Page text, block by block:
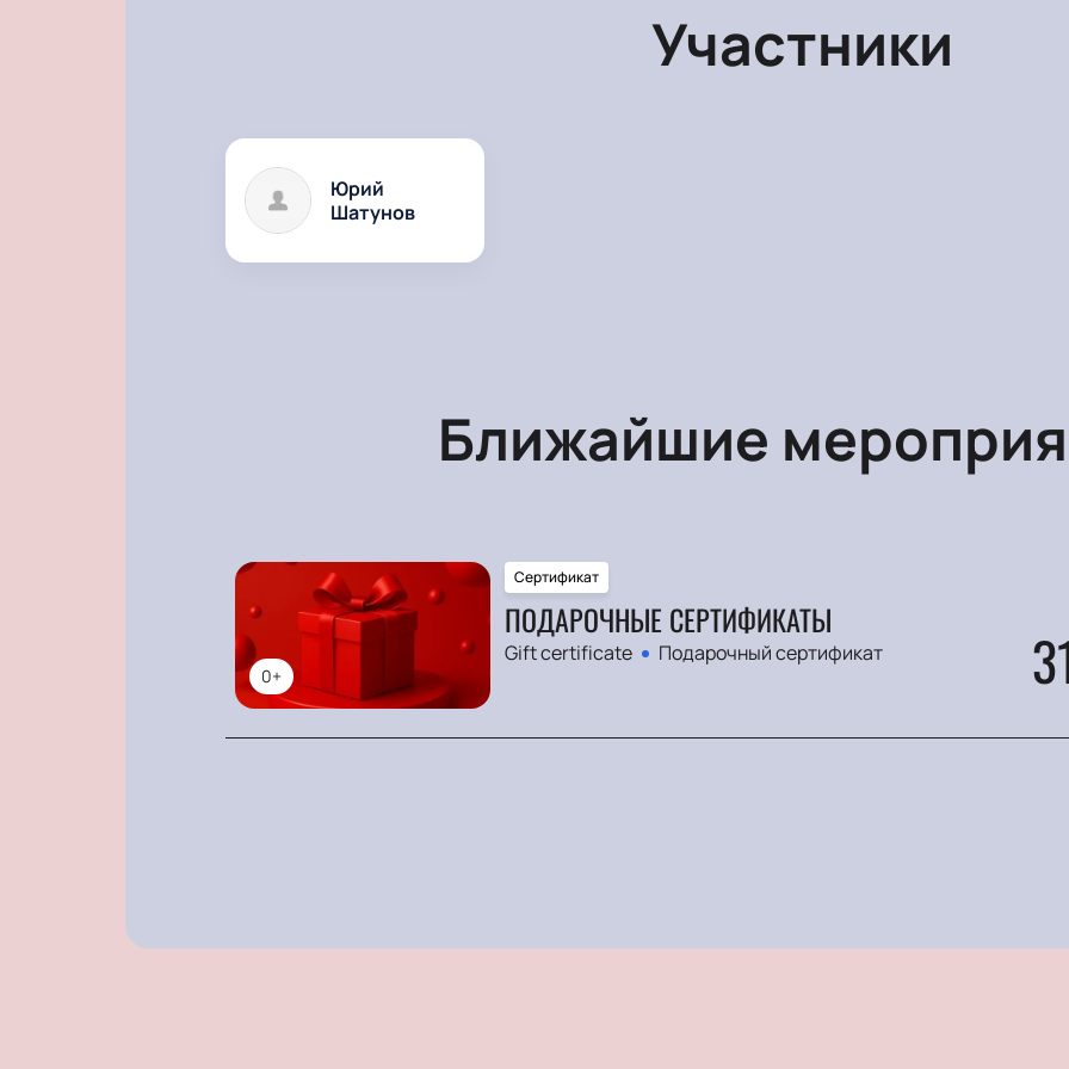
Участники
Юрий
Шатунов
Ближайшие
0+
Сертификат
ПОДАРОЧНЫЕ СЕРТИФИКАТЫ
Gift certificate Подарочный сертификат